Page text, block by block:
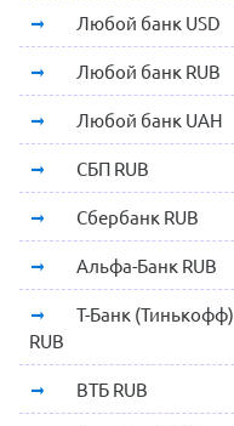
Любой банк USD
Любой банк RUB
Любой банк UAH
СБП RUB
Сбербанк RUB
Альфа-Банк RUB
Т-Банк (Тинькофф)
RUB
ВТБ RUB